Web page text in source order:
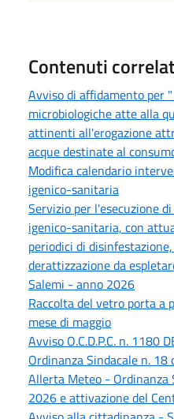
Contenuti
Avviso di affidamento per
microbiologiche atte alla
attinenti all'erogazione
acque destinate al
Modifica calendario
igenico-sanitaria
Servizio per l'esecuzione
igenico-sanitaria, con
periodici di
derattizzazione da
Salemi - anno 2026
Raccolta del vetro porta a
mese di maggio
Avviso O.C.D.P.C. n. 1180
Ordinanza Sindacale n.
Allerta Meteo - Ordinanza
2026 e attivazione del